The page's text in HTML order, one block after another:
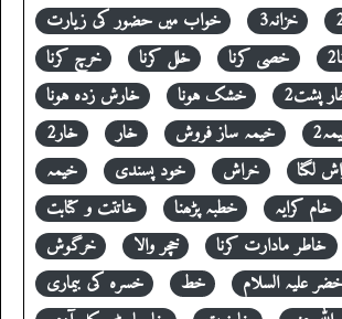
خواب میں حضور کی زیارت
خزانہ3
خرچ کرنا
خلل کرنا خصی کرنا
خارش زدہ ہونا
خشک ہونا پشت2
خار2
خار خیمہ ساز فروش
خیمہ
خود پسندی خراش
لگنا
خاتتت و کتابت
خطبہ پڑھنا خام کرایہ
خرگوش
خچر والا خاطر مادارت کرنا
خسرہ کی بیماری
خط
خضر علیہ السلام